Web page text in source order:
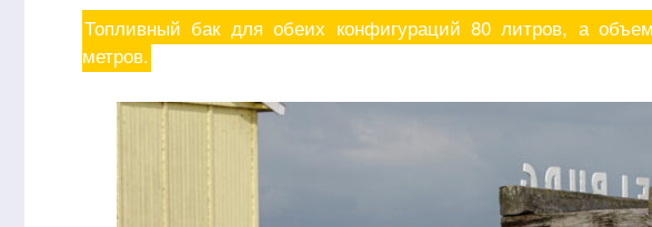
Топливный бак для обеих конфигураций 80 литров, а
метров.